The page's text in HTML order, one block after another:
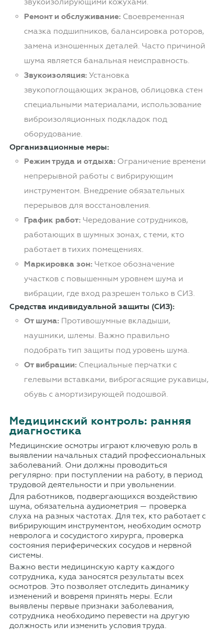
звукоизолирующими кожухами.
Ремонт и обслуживание:Своевременная
смазка подшипников, балансировка роторов,
замена изношенных деталей. Часто причиной
шума является банальная неисправность.
Звукоизоляция:Установка
звукопоглощающих экранов, облицовка стен
специальными материалами, использование
виброизоляционных подкладок под
оборудование.
Организационные меры:
Режим труда и отдыха:Ограничение времени
непрерывной работы с вибрирующим
инструментом. Внедрение обязательных
перерывов для восстановления.
График работ:Чередование сотрудников,
работающих в шумных зонах, с теми, кто
работает в тихих помещениях.
Маркировка зон:Четкое обозначение
участков с повышенным уровнем шума и
вибрации, где вход разрешен только в СИЗ.
Средства индивидуальной защиты (СИЗ):
От шума:Противошумные вкладыши,
наушники, шлемы. Важно правильно
подобрать тип защиты под уровень шума.
От вибрации:Специальные перчатки с
гелевыми вставками, виброгасящие рукавицы,
обувь с амортизирующей подошвой.
Медицинский контроль: ранняя
диагностика
Медицинские осмотры играют ключевую роль в
выявлении начальных стадий профессиональных
заболеваний. Они должны проводиться
регулярно: при поступлении на работу, в период
трудовой деятельности и при увольнении.
Для работников, подвергающихся воздействию
шума, обязательна аудиометрия — проверка
слуха на разных частотах. Для тех, кто работает с
вибрирующим инструментом, необходим осмотр
невролога и сосудистого хирурга, проверка
состояния периферических сосудов и нервной
системы.
Важно вести медицинскую карту каждого
сотрудника, куда заносятся результаты всех
осмотров. Это позволяет отследить динамику
изменений и вовремя принять меры. Если
выявлены первые признаки заболевания,
сотрудника необходимо перевести на другую
должность или изменить условия труда.